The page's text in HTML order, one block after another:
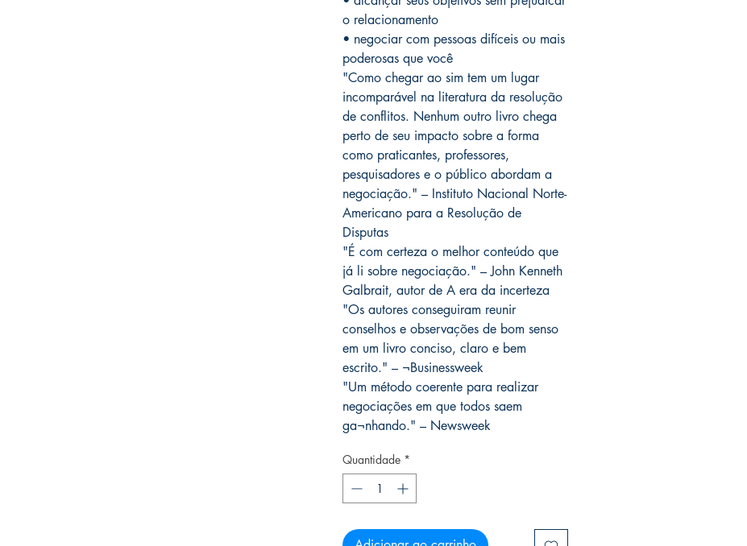
o relacionamento
• negociar com pessoas difíceis ou mais
poderosas que você
"Como chegar ao sim tem um lugar
incomparável na literatura da resolução
de conflitos. Nenhum outro livro chega
perto de seu impacto sobre a forma
como praticantes, professores,
pesquisadores e o público abordam a
negociação." – Instituto Nacional Norte-
Americano para a Resolução de
Disputas
"É com certeza o melhor conteúdo que
já li sobre negociação." – John Kenneth
Galbrait, autor de A era da incerteza
"Os autores conseguiram reunir
conselhos e observações de bom senso
em um livro conciso, claro e bem
escrito." – ¬Businessweek
"Um método coerente para realizar
negociações em que todos saem
ga¬nhando." – Newsweek
Quantidade *